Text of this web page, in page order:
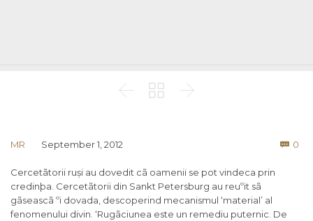
  
MR September 1, 2012  0
Cercetãtorii ruși au dovedit cã oamenii se pot vindeca prin
credinþa. Cercetãtorii din Sankt Petersburg au reuºit sã
gãseascã ºi dovada, descoperind mecanismul ‘material’ al
fenomenului divin. ‘Rugãciunea este un remediu puternic. De